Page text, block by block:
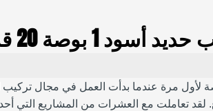
2025: نصائح للشراء وتفاصيل التكلفة الكاملة
أنابيب الحديد الأسود بقطر 1 بوصة لأول مرة
لقد تعاملت مع العشرات من المشاريع التي